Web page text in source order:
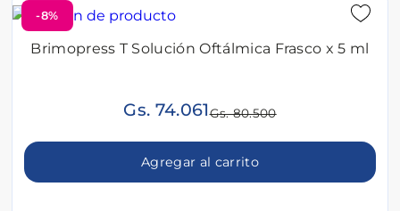
-8%
Brimopress T Solución Oftálmica Frasco x 5 ml
Gs. 74.061Gs. 80.500
Agregar al carrito